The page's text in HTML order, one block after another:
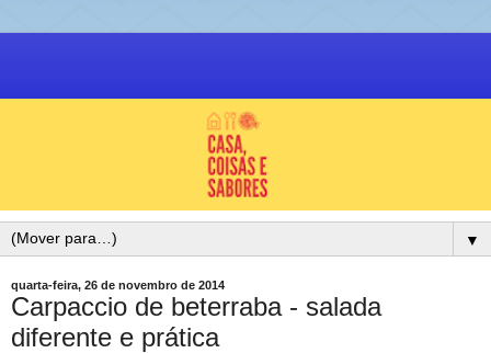
▼
quarta-feira, 26 de novembro de 2014
Carpaccio de beterraba - salada
diferente e prática